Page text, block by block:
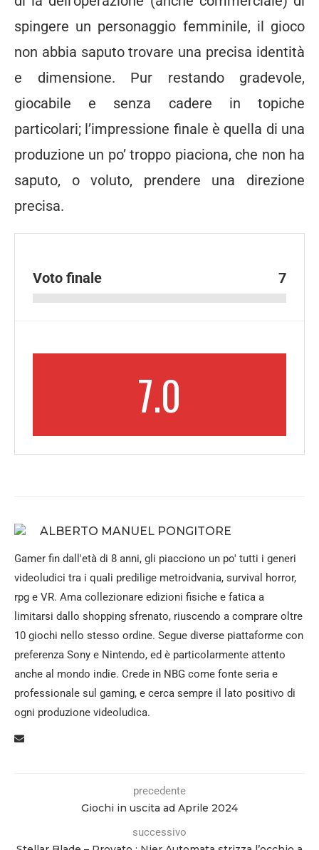
spingere un personaggio femminile, il gioco
non abbia saputo trovare una precisa identità
e dimensione. Pur restando gradevole,
giocabile e senza cadere in topiche
particolari; l’impressione finale è quella di una
produzione un po’ troppo piaciona, che non ha
saputo, o voluto, prendere una direzione
precisa.
Voto finale 7
7.0
ALBERTO MANUEL PONGITORE
Gamer fin dall'età di 8 anni, gli piacciono un po' tutti i generi
videoludici tra i quali predilige metroidvania, survival horror,
rpg e VR. Ama collezionare edizioni fisiche e fatica a
limitarsi dallo shopping sfrenato, riuscendo a comprare oltre
10 giochi nello stesso ordine. Segue diverse piattaforme con
preferenza Sony e Nintendo, ed è particolarmente attento
anche al mondo indie. Crede in NBG come fonte seria e
professionale sul gaming, e cerca sempre il lato positivo di
ogni produzione videoludica.
precedente
Giochi in uscita ad Aprile 2024
successivo